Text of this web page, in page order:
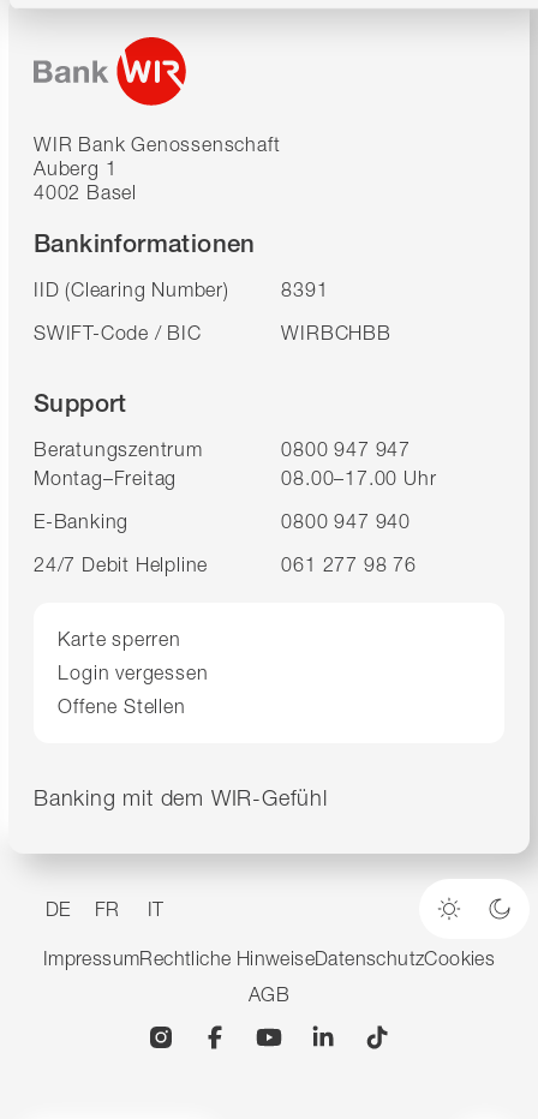
WIR Bank Genossenschaft
Auberg 1
4002 Basel
Bankinformationen
IID (Clearing Number)
8391
SWIFT-Code / BIC
WIRBCHBB
Support
Beratungszentrum
0800 947 947
Montag–Freitag
08.00–17.00 Uhr
E-Banking
0800 947 940
24/7 Debit Helpline
061 277 98 76
Karte sperren
Login vergessen
Offene Stellen
Banking mit dem WIR-Gefühl
DE FR IT
Heller
ImpressumRechtliche HinweiseDatenschutzCookies
AGB
InstagramFacebookYouTubeLinkedin